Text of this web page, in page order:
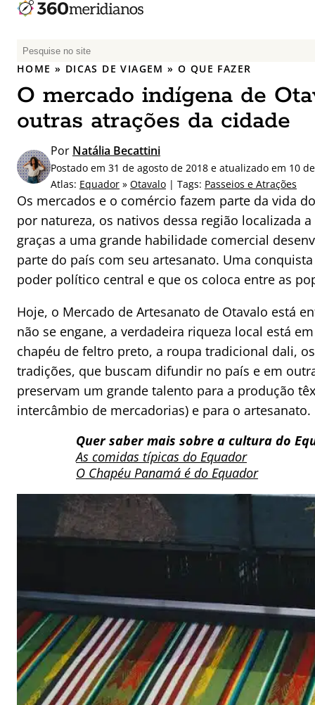
P
e
q
u
i
a
r
p
o
r
:
HOME » DICAS DE VIAGEM »O QUE FAZER
O mercado indígena de
outras atrações da cidade
Por Natália Becattini
Postado em 31 de agosto de 2018 e atualizado em 10
Atlas: Equador » Otavalo | Tags: Passeios e Atrações
Os mercados e o comércio fazem parte da vida
por natureza, os nativos dessa região localizada
graças a uma grande habilidade comercial
parte do país com seu artesanato. Uma
poder político central e que os coloca entre as
Hoje, o Mercado de Artesanato de Otavalo está
não se engane, a verdadeira riqueza local está
chapéu de feltro preto, a roupa tradicional dali,
tradições, que buscam difundir no país e em
preservam um grande talento para a produção
intercâmbio de mercadorias) e para o artesanato.
Quer saber mais sobre a cultura do
As comidas típicas do Equador
O Chapéu Panamá é do Equador